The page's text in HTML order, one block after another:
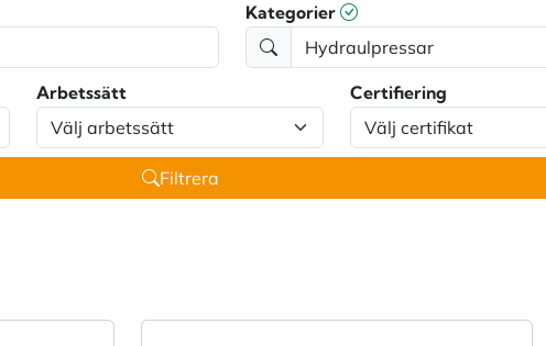
Kategorier
Arbetssätt Certifiering
Filtrera